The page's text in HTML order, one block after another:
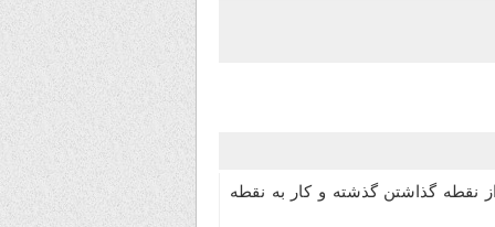
گذاشتن گذشته و کار به نقطه